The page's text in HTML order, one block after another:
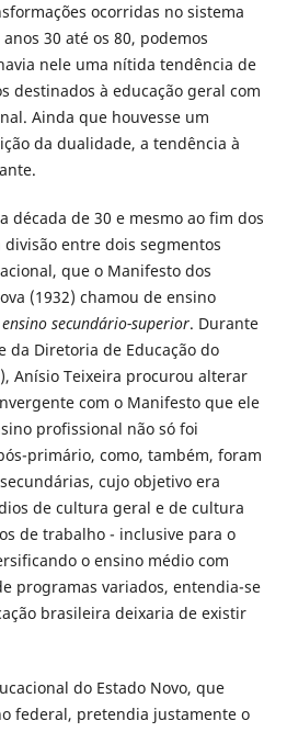
ocorridas no sistema
30 até os 80, podemos
nele uma nítida tendência de
destinados à educação geral com
Ainda que houvesse um
da dualidade, a tendência à
década de 30 e mesmo ao fim dos
entre dois segmentos
que o Manifesto dos
(1932) chamou de ensino
secundário-superior. Durante
da Diretoria de Educação do
Anísio Teixeira procurou alterar
com o Manifesto que ele
profissional não só foi
primário, como, também, foram
cujo objetivo era
de cultura geral e de cultura
de trabalho - inclusive para o
o ensino médio com
programas variados, entendia-se
brasileira deixaria de existir
do Estado Novo, que
federal, pretendia justamente o